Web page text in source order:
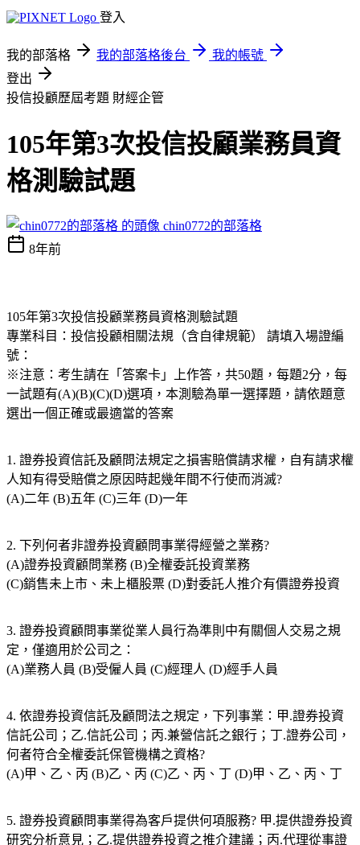
登入
我的部落格 我的部落格後台
我的帳號
登出
投信投顧歷屆考題 財經企管
105年第3次投信投顧業務員資
格測驗試題
chin0772的部落格
8年前
105年第3次投信投顧業務員資格測驗試題
專業科目：投信投顧相關法規（含自律規範） 請填入場證編
號：
※注意：考生請在「答案卡」上作答，共50題，每題2分，每
一試題有(A)(B)(C)(D)選項，本測驗為單一選擇題，請依題意
選出一個正確或最適當的答案
1. 證券投資信託及顧問法規定之損害賠償請求權，自有請求權
人知有得受賠償之原因時起幾年間不行使而消滅?
(A)二年 (B)五年 (C)三年 (D)一年
2. 下列何者非證券投資顧問事業得經營之業務?
(A)證券投資顧問業務 (B)全權委託投資業務
(C)銷售未上市、未上櫃股票 (D)對委託人推介有價證券投資
3. 證券投資顧問事業從業人員行為準則中有關個人交易之規
定，僅適用於公司之：
(A)業務人員 (B)受僱人員 (C)經理人 (D)經手人員
4. 依證券投資信託及顧問法之規定，下列事業：甲.證券投資
信託公司；乙.信託公司；丙.兼營信託之銀行；丁.證券公司，
何者符合全權委託保管機構之資格?
(A)甲、乙、丙 (B)乙、丙 (C)乙、丙、丁 (D)甲、乙、丙、丁
5. 證券投資顧問事業得為客戶提供何項服務? 甲.提供證券投資
研究分析意見；乙.提供證券投資之推介建議；丙.代理從事證